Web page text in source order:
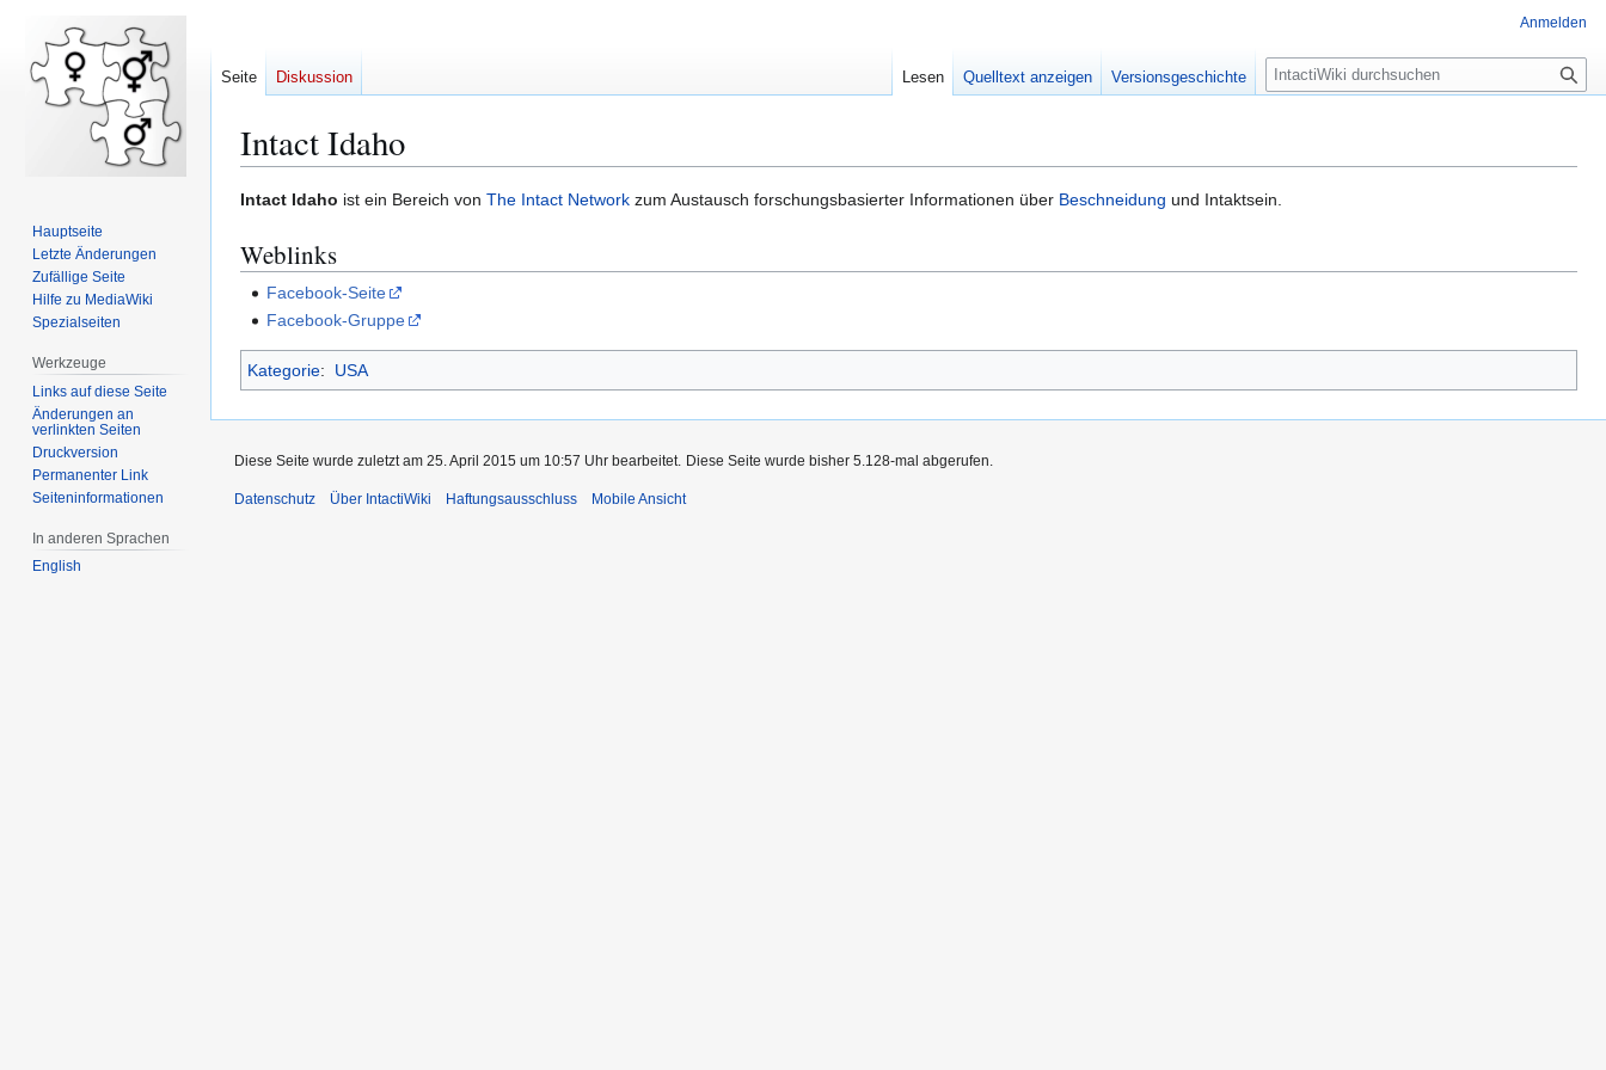
Intact Idaho
Zur
springen
Zur
springen
Intact Idaho ist ein Bereich von The Intact Network zum Austausch forschungsbasierter Informationen über Beschneidung und Intaktsein.
Weblinks
Facebook-Seite
Facebook-Gruppe
Kategorie: USA
Anmelden
Seite Diskussion Lesen Quelltext anzeigen Versionsgeschichte
S
u
e
Hauptseite
Letzte Änderungen
Zufällige Seite
Hilfe zu MediaWiki
Spezialseiten
Werkzeuge
Links auf diese Seite
Änderungen an
verlinkten Seiten
Druckversion
Permanenter Link
Seiten­­informationen
In anderen Sprachen
English
Diese Seite wurde zuletzt am 25. April 2015 um 10:57 Uhr bearbeitet. Diese Seite wurde bisher 5.128-mal abgerufen.
Datenschutz Über IntactiWiki Haftungsausschluss Mobile Ansicht